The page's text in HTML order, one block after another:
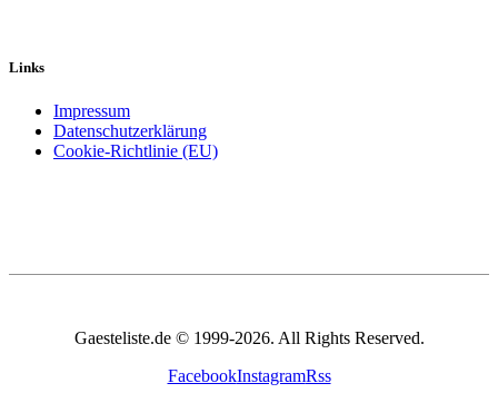
Links
Impressum
Datenschutzerklärung
Cookie-Richtlinie (EU)
Gaesteliste.de © 1999-2026. All Rights Reserved.
FacebookInstagramRss